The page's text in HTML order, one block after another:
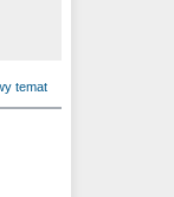
temat